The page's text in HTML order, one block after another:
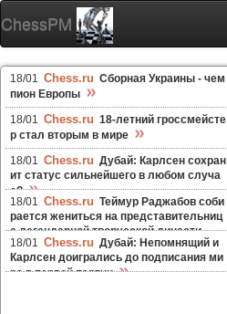
ChessPM
18/01 Chess.ru Сборная Украины - чем
пион Европы »
18/01 Chess.ru 18-летний гроссмейсте
р стал вторым в мире »
18/01 Chess.ru Дубай: Карлсен сохран
ит статус сильнейшего в любом случа
е? »
18/01 Chess.ru Теймур Раджабов соби
рается жениться на представительниц
е легендарной творческой династи
и »
18/01 Chess.ru Дубай: Непомнящий и
Карлсен доигрались до подписания ми
ра в первой партии »